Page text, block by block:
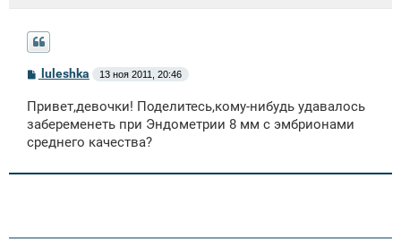
С
б
щ
н
е
luleshka 13 ноя 2011, 20:46
Привет,девочки! Поделитесь,кому-нибудь удавалось
забеременеть при Эндометрии 8 мм с эмбрионами
среднего качества?